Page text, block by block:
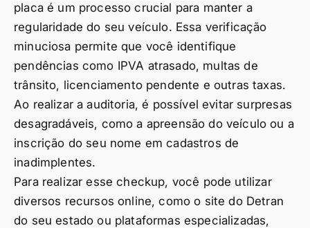
placa é um processo crucial para manter a
regularidade do seu veículo. Essa verificação
minuciosa permite que você identifique
pendências como IPVA atrasado, multas de
trânsito, licenciamento pendente e outras taxas.
Ao realizar a auditoria, é possível evitar surpresas
desagradáveis, como a apreensão do veículo ou a
inscrição do seu nome em cadastros de
inadimplentes.
Para realizar esse checkup, você pode utilizar
diversos recursos online, como o site do Detran
do seu estado ou plataformas especializadas,